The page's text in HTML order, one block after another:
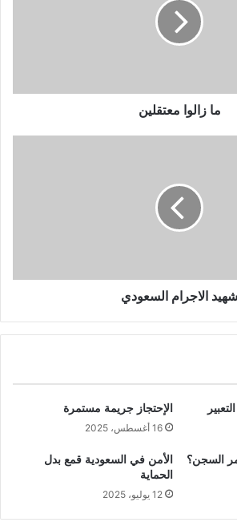
ما زالوا معتقلين
شهيد الاجرام السعودي
الإحتجاز جريمة مستمرة
16 أغسطس، 2025
السجن؟
الأمن في السعودية قمع بدل
الحماية
12 يوليو، 2025